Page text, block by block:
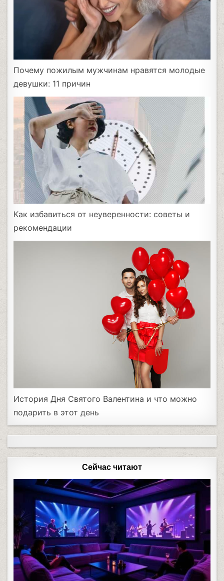
Почему пожилым мужчинам нравятся молодые
девушки: 11 причин
Как избавиться от неуверенности: советы и
рекомендации
История Дня Святого Валентина и что можно
подарить в этот день
Сейчас читают